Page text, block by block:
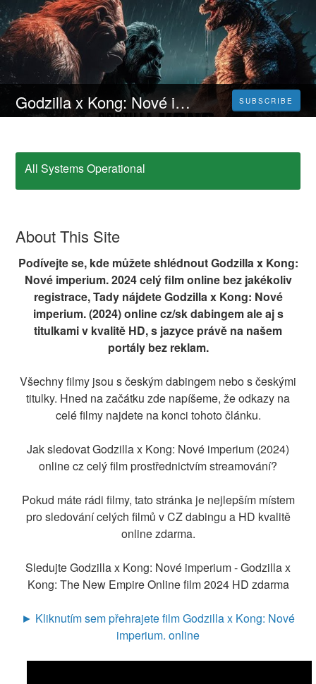
Godzilla x Kong: Nové imperium | CELÝ FILM [2024] 𝐎𝐍𝐋𝐈𝐍𝐄 ZDARMA {CZ/SK} DABING I TITULKY SUBSCRIBE
All Systems Operational
About This Site
Podívejte se, kde můžete shlédnout Godzilla x Kong:
Nové imperium. 2024 celý film online bez jakékoliv
registrace, Tady nájdete Godzilla x Kong: Nové
imperium. (2024) online cz/sk dabingem ale aj s
titulkami v kvalitě HD, s jazyce právě na našem
portály bez reklam.
Všechny filmy jsou s českým dabingem nebo s českými
titulky. Hned na začátku zde napíšeme, že odkazy na
celé filmy najdete na konci tohoto článku.
Jak sledovat Godzilla x Kong: Nové imperium (2024)
online cz celý film prostřednictvím streamování?
Pokud máte rádi filmy, tato stránka je nejlepším místem
pro sledování celých filmů v CZ dabingu a HD kvalitě
online zdarma.
Sledujte Godzilla x Kong: Nové imperium - Godzilla x
Kong: The New Empire Online film 2024 HD zdarma
► Kliknutím sem přehrajete film Godzilla x Kong: Nové
imperium. online